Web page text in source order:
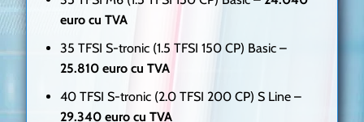
euro cu TVA
35 TFSI S-tronic (1.5 TFSI 150 CP) Basic –
25.810 euro cu TVA
40 TFSI S-tronic (2.0 TFSI 200 CP) S Line –
29.340 euro cu TVA